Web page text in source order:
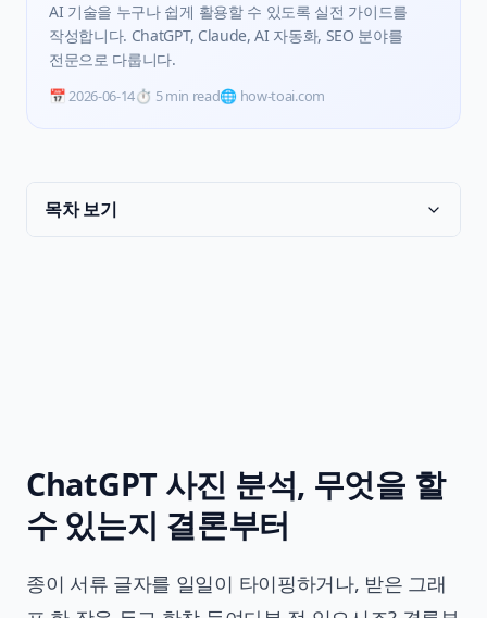
AI 기술을 누구나 쉽게 활용할 수 있도록 실전 가이드를
작성합니다. ChatGPT, Claude, AI 자동화, SEO 분야를
전문으로 다룹니다.
📅2026-06-14⏱️ 5 min read🌐 how-toai.com
목차 보기
ChatGPT 사진 분석, 무엇을 할
수 있는지 결론부터
종이 서류 글자를 일일이 타이핑하거나, 받은 그래